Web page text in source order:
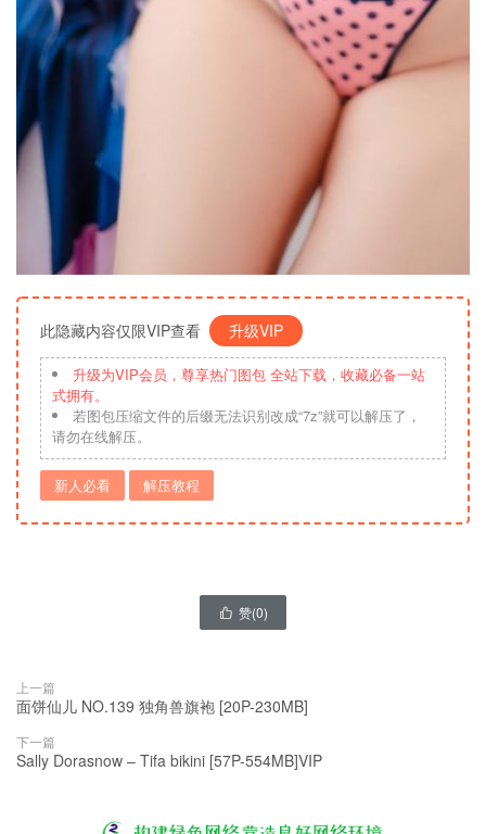
此隐藏内容仅限VIP查看 升级VIP
升级为VIP会员，尊享热门图包 全站下载，收藏必备一站
式拥有。
若图包压缩文件的后缀无法识别改成“7z”就可以解压了，
请勿在线解压。
新人必看 解压教程
 赞(0)
上一篇
面饼仙儿 NO.139 独角兽旗袍 [20P-230MB]
下一篇
Sally Dorasnow – Tifa bikini [57P-554MB]VIP